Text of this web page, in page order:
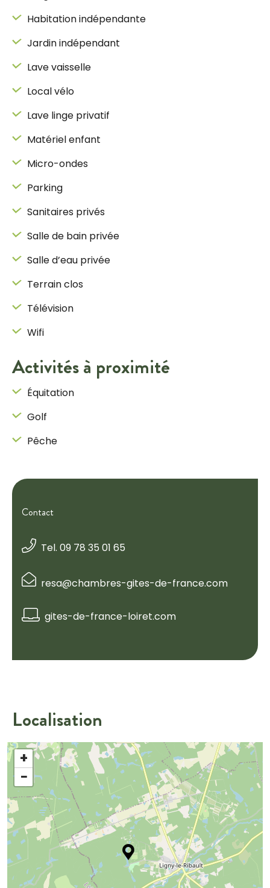
Habitation indépendante
Jardin indépendant
Lave vaisselle
Local vélo
Lave linge privatif
Matériel enfant
Micro-ondes
Parking
Sanitaires privés
Salle de bain privée
Salle d’eau privée
Terrain clos
Télévision
Wifi
Activités à proximité
Équitation
Golf
Pêche
Contact
Tel. 09 78 35 01 65
resa@chambres-gites-de-france.com
gites-de-france-loiret.com
Localisation
+
−